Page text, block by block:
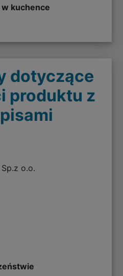
kuchence
dotyczące
produktu z
Sp.z o.o.